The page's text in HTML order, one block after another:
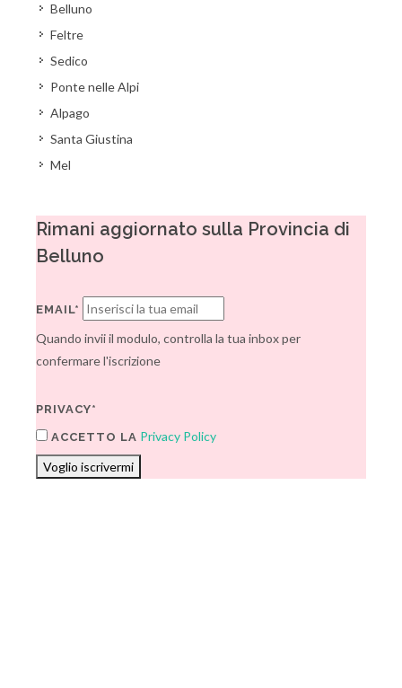
Belluno
Feltre
Sedico
Ponte nelle Alpi
Alpago
Santa Giustina
Mel
Rimani aggiornato sulla Provincia di
Belluno
EMAIL*
Quando invii il modulo, controlla la tua inbox per
confermare l'iscrizione
PRIVACY*
ACCETTO LA Privacy Policy
Voglio iscrivermi